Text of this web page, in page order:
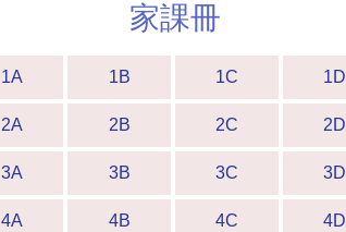
家課冊
1A 1B 1C 1D
2A 2B 2C 2D
3A 3B 3C 3D
4A 4B 4C 4D